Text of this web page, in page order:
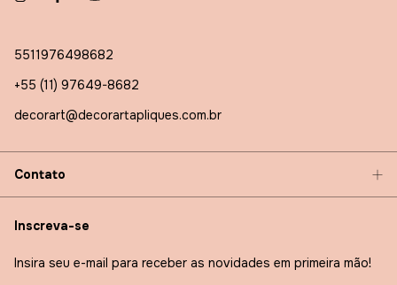
5511976498682
+55 (11) 97649-8682
decorart@decorartapliques.com.br
Contato
Inscreva-se
Insira seu e-mail para receber as novidades em primeira mão!